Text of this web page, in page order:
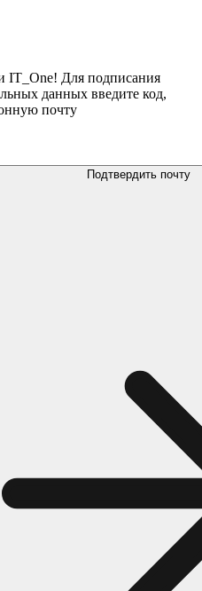
IT_One! Для подписания
данных введите код,
почту
Подтвердить почту